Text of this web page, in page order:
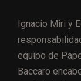
Ignacio Miri y
equipo de
Baccaro